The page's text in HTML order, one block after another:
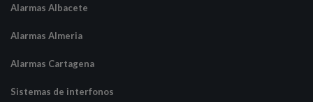
Alarmas Albacete
Alarmas Almeria
Alarmas Cartagena
Sistemas de interfonos